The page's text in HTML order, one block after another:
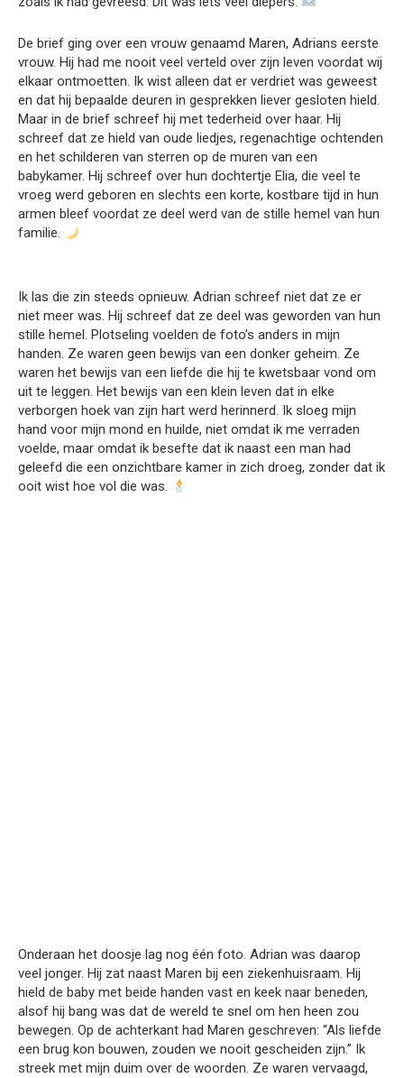
De brief ging over een vrouw genaamd Maren, Adrians eerste
vrouw. Hij had me nooit veel verteld over zijn leven voordat wij
elkaar ontmoetten. Ik wist alleen dat er verdriet was geweest
en dat hij bepaalde deuren in gesprekken liever gesloten hield.
Maar in de brief schreef hij met tederheid over haar. Hij
schreef dat ze hield van oude liedjes, regenachtige ochtenden
en het schilderen van sterren op de muren van een
babykamer. Hij schreef over hun dochtertje Elia, die veel te
vroeg werd geboren en slechts een korte, kostbare tijd in hun
armen bleef voordat ze deel werd van de stille hemel van hun
familie.
Ik las die zin steeds opnieuw. Adrian schreef niet dat ze er
niet meer was. Hij schreef dat ze deel was geworden van hun
stille hemel. Plotseling voelden de foto’s anders in mijn
handen. Ze waren geen bewijs van een donker geheim. Ze
waren het bewijs van een liefde die hij te kwetsbaar vond om
uit te leggen. Het bewijs van een klein leven dat in elke
verborgen hoek van zijn hart werd herinnerd. Ik sloeg mijn
hand voor mijn mond en huilde, niet omdat ik me verraden
voelde, maar omdat ik besefte dat ik naast een man had
geleefd die een onzichtbare kamer in zich droeg, zonder dat ik
ooit wist hoe vol die was.
Onderaan het doosje lag nog één foto. Adrian was daarop
veel jonger. Hij zat naast Maren bij een ziekenhuisraam. Hij
hield de baby met beide handen vast en keek naar beneden,
alsof hij bang was dat de wereld te snel om hen heen zou
bewegen. Op de achterkant had Maren geschreven: “Als liefde
een brug kon bouwen, zouden we nooit gescheiden zijn.” Ik
streek met mijn duim over de woorden. Ze waren vervaagd,